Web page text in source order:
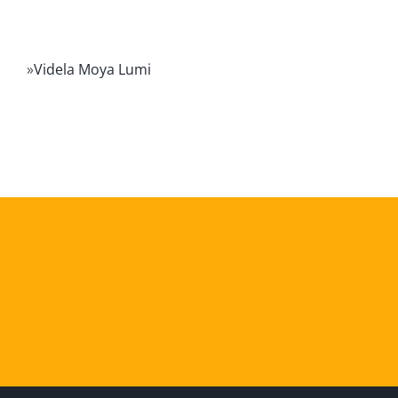
»Videla Moya Lumi